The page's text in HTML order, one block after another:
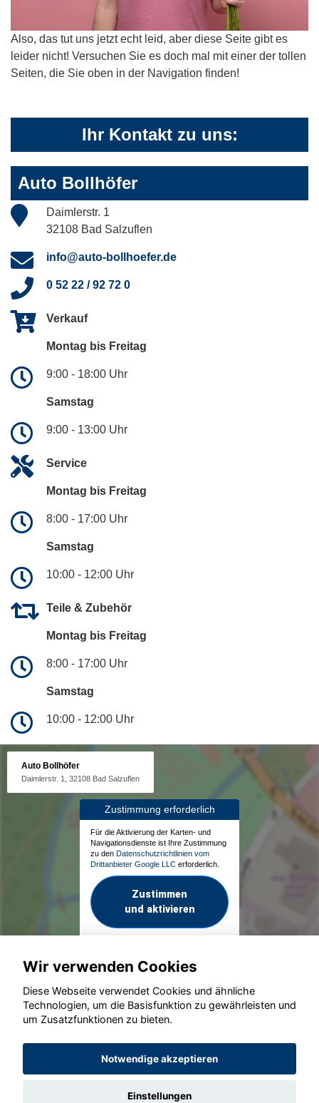
Also, das tut uns jetzt echt leid, aber diese Seite gibt es
leider nicht! Versuchen Sie es doch mal mit einer der tollen
Seiten, die Sie oben in der Navigation finden!
Ihr Kontakt zu uns:
Auto Bollhöfer
Daimlerstr. 1
32108 Bad Salzuflen
info@auto-bollhoefer.de
0 52 22 / 92 72 0
Verkauf
Montag bis Freitag
9:00 - 18:00 Uhr
Samstag
9:00 - 13:00 Uhr
Service
Montag bis Freitag
8:00 - 17:00 Uhr
Samstag
10:00 - 12:00 Uhr
Teile & Zubehör
Montag bis Freitag
8:00 - 17:00 Uhr
Samstag
10:00 - 12:00 Uhr
Auto Bollhöfer
Daimlerstr. 1, 32108 Bad Salzuflen
Zustimmung erforderlich
Für die Aktivierung der Karten- und
Navigationsdienste ist Ihre Zustimmung
zu den Datenschutzrichtlinien vom
Drittanbieter Google LLC erforderlich.
Zustimmen
und aktivieren
© konjunkturmotor.de GmbH 2020 - 2026
Wir verwenden Cookies
Diese Webseite verwendet Cookies und ähnliche
Technologien, um die Basisfunktion zu gewährleisten und
um Zusatzfunktionen zu bieten.
Notwendige akzeptieren
Einstellungen